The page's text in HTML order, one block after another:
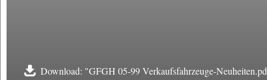
Download: "GFGH 05-99 Verkaufsfahrzeuge-